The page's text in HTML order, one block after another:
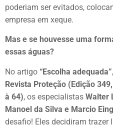
poderiam ser evitados,
empresa em xeque.
Mas e se houvesse uma
essas águas?
No artigo “Escolha adequada”
Revista Proteção (Edição
à 64), os especialistas Walter
Manoel da Silva e Marcio Eing
desafio! Eles decidiram trazer